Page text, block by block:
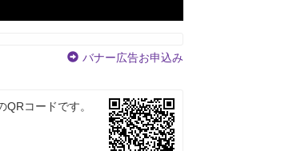
バナー広告お申込み
QRコードです。